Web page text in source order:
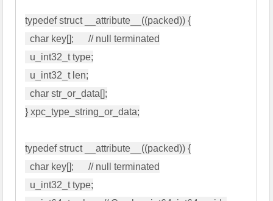
typedef struct __attribute__((packed)) {
  char key[];      // null terminated
  char str_or_data[];
} xpc_type_string_or_data;
typedef struct __attribute__((packed)) {
  char key[];      // null terminated